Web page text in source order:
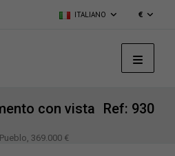
ITALIANO €
Ref: 930
con vista
369.000 €